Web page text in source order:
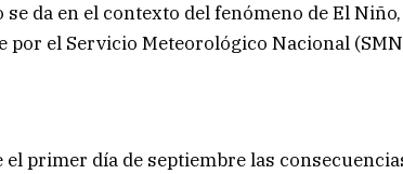
da en el contexto del fenómeno de El
el Servicio Meteorológico Nacional
primer día de septiembre las